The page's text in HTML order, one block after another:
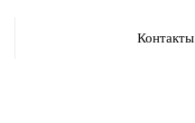
Контакты